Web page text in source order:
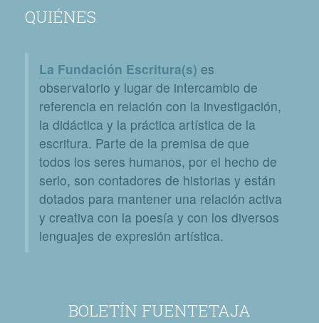
QUIÉNES
La Fundación Escritura(s) es
observatorio y lugar de intercambio de
referencia en relación con la investigación,
la didáctica y la práctica artística de la
escritura. Parte de la premisa de que
todos los seres humanos, por el hecho de
serlo, son contadores de historias y están
dotados para mantener una relación activa
y creativa con la poesía y con los diversos
lenguajes de expresión artística.
BOLETÍN FUENTETAJA